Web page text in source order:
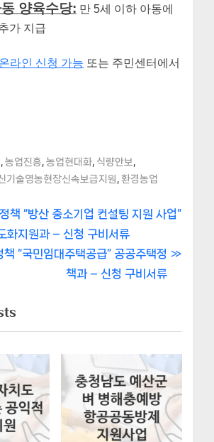
양육수당: 만 5세 이하 아동에
가 지급
온라인 신청 가능 또는 주민센터에서
,농업진흥 ,농업현대화 식량안보
기술영농현장신속보급지원 환경농업
책 “방산 중소기업 컨설팅 지원 사업”
화지원과 – 신청 구비서류
책 “국민임대주택공급” 공공주택정
책과 – 신청 구비서류